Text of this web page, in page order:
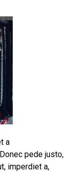
a
pede justo,
imperdiet a,